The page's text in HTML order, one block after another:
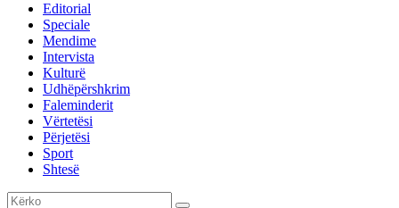
Editorial
Speciale
Mendime
Intervista
Kulturë
Udhëpërshkrim
Faleminderit
Vërtetësi
Përjetësi
Sport
Shtesë